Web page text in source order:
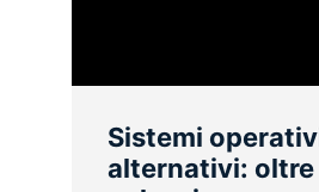
Sistemi
alternativi: oltre